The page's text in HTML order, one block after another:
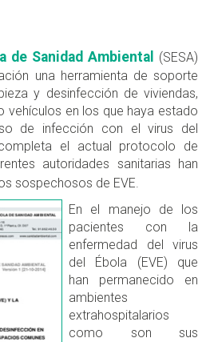
de Sanidad Ambiental
(SESA)
una herramienta de soporte
y desinfección de viviendas,
vehículos en los que haya estado
de infección con el virus del
el actual protocolo de
autoridades sanitarias han
sospechosos de EVE.
En el manejo de los
pacientes con la
enfermedad del virus
del Ébola (EVE) que
han permanecido en
ambientes
extrahospitalarios
como son sus